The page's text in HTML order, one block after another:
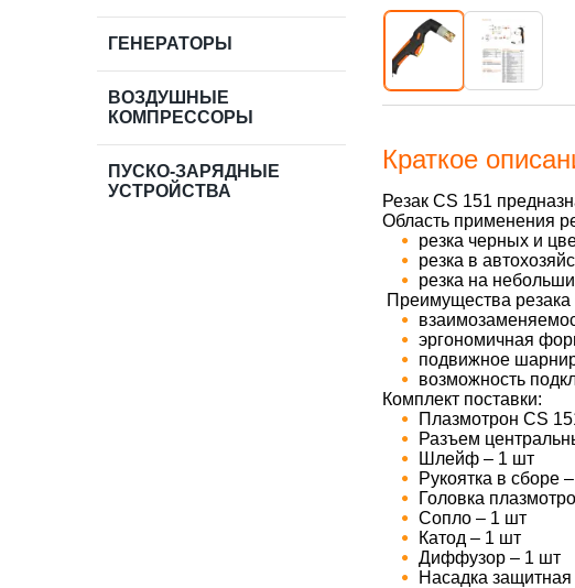
Краткое
Резак CS 151
Область применения
резка черных и
резка в
резка на
Преимущества резака
эргономичная
подвижное
возможность
Комплект поставки:
Плазмотрон CS
Разъем
Шлейф – 1 шт
Рукоятка в сборе
Головка
Сопло – 1 шт
Катод – 1 шт
Диффузор – 1 шт
Насадка
ГЕНЕРАТОРЫ
ВОЗДУШНЫЕ
КОМПРЕССОРЫ
ПУСКО-ЗАРЯДНЫЕ
УСТРОЙСТВА